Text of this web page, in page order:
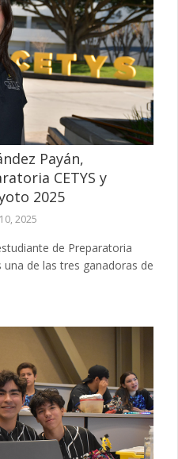
Payán,
CETYS y
2025
2025
de Preparatoria
una de las tres ganadoras de